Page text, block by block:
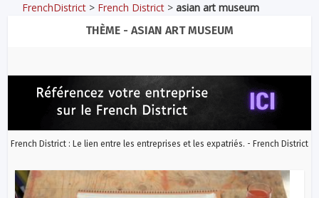
FrenchDistrict > French District >asian art museum
THÈME - ASIAN ART MUSEUM
French District : Le lien entre les entreprises et les expatriés. - French District